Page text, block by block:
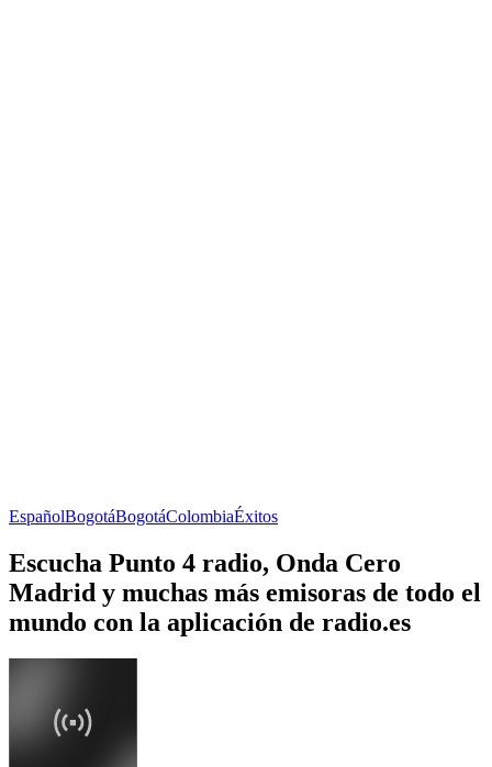
EspañolBogotáBogotáColombiaÉxitos
Escucha Punto 4 radio, Onda Cero
Madrid y muchas más emisoras de todo el
mundo con la aplicación de radio.es